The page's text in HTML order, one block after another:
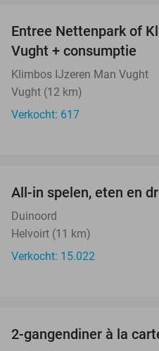
Entree Nettenpark of
Vught + consumptie
Klimbos IJzeren Man Vught
Vught (12 km)
Verkocht: 617
All-in spelen, eten en
Duinoord
Helvoirt (11 km)
Verkocht: 15.022
2-gangendiner à la